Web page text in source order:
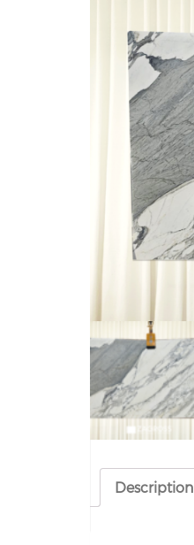
Description